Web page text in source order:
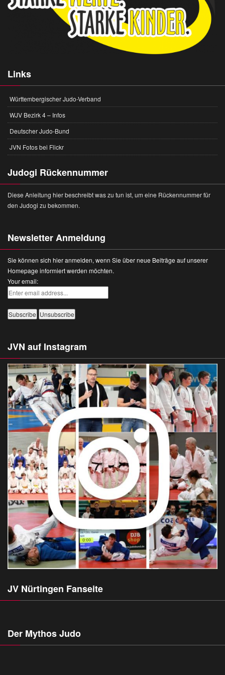
Links
Württembergischer Judo-Verband
WJV Bezirk 4 – Infos
Deutscher Judo-Bund
JVN Fotos bei Flickr
Judogi Rückennummer
Diese Anleitung hier beschreibt was zu tun ist, um eine Rückennummer für
den Judogi zu bekommen.
Newsletter Anmeldung
Sie können sich hier anmelden, wenn Sie über neue Beiträge auf unserer
Homepage informiert werden möchten.
Your email:
JVN auf Instagram
JV Nürtingen Fanseite
Der Mythos Judo